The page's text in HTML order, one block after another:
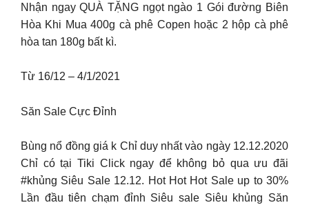
Nhận ngay QUÀ TẶNG ngọt ngào 1 Gói đường Biên
Hòa Khi Mua 400g cà phê Copen hoặc 2 hộp cà phê
hòa tan 180g bất kì.
Từ 16/12 – 4/1/2021
Săn Sale Cực Đỉnh
Bùng nổ đồng giá k Chỉ duy nhất vào ngày 12.12.2020
Chỉ có tại Tiki Click ngay để không bỏ qua ưu đãi
#khủng Siêu Sale 12.12. Hot Hot Hot Sale up to 30%
Lần đầu tiên chạm đỉnh Siêu sale Siêu khủng Săn